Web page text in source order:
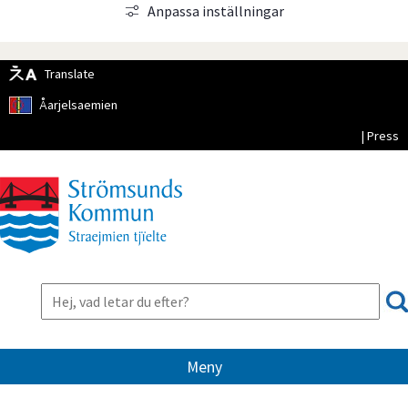
Anpassa inställningar
Translate
Åarjelsaemien
| Press
Meny